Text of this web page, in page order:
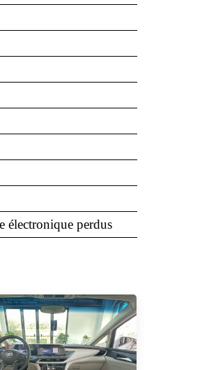
électronique perdus